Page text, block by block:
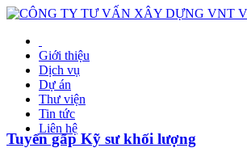
Giới thiệu
Dịch vụ
Dự án
Thư viện
Tin tức
Liên hệ
Tuyển gấp Kỹ sư khối lượng